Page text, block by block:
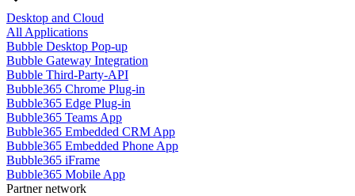
Desktop and Cloud
All Applications
Bubble Desktop Pop-up
Bubble Gateway Integration
Bubble Third-Party-API
Bubble365 Chrome Plug-in
Bubble365 Edge Plug-in
Bubble365 Teams App
Bubble365 Embedded CRM App
Bubble365 Embedded Phone App
Bubble365 iFrame
Bubble365 Mobile App
Partner network